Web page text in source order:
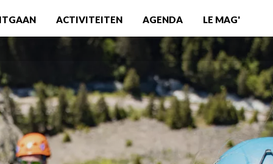
ACTIVITEITEN AGENDA LE MAG'